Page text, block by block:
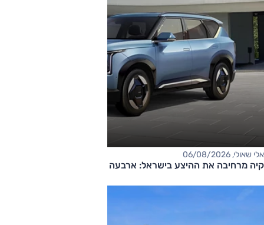
אלי שאולי, 06/08/2026
קיה מרחיבה את ההיצע בישראל: ארבעה דגמים חדשים בדרך